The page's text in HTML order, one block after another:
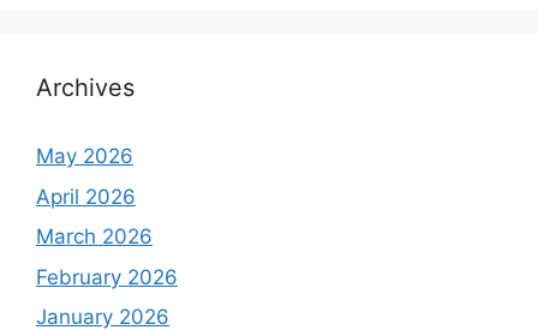
Archives
May 2026
April 2026
March 2026
February 2026
January 2026